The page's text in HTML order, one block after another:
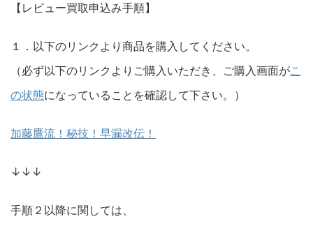
【レビュー買取申込み手順】
１．以下のリンクより商品を購入してください。
（必ず以下のリンクよりご購入いただき、ご購入画面がこ
の状態になっていることを確認して下さい。）
加藤鷹流！秘技！早漏改伝！
↓↓↓
手順２以降に関しては、